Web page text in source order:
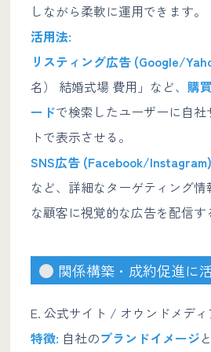
しながら柔軟に運用できます。
活用法:
リスティング広告 (Google/
名） 結婚式場 費用」など、 購
ードで検索したユーザーに自
トで表示させる。
SNS広告 (Facebook/
など、詳細なターゲティング
な顧客に視覚的な広告を配信す
関係構築・成約促進に
E. 公式サイト / オウンドメデ
特徴: 自社のブランドイメージと